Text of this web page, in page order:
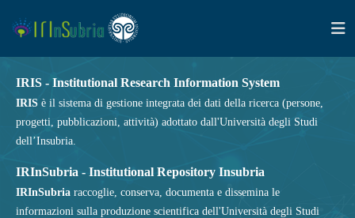
IRIS - Institutional Research Information System
IRIS è il sistema di gestione integrata dei dati della ricerca (persone,
progetti, pubblicazioni, attività) adottato dall'Università degli Studi
dell’Insubria.
IRInSubria - Institutional Repository Insubria
IRInSubria raccoglie, conserva, documenta e dissemina le
informazioni sulla produzione scientifica dell'Università degli Studi